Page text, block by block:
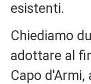
esistenti.
Chiediamo
adottare al
Capo